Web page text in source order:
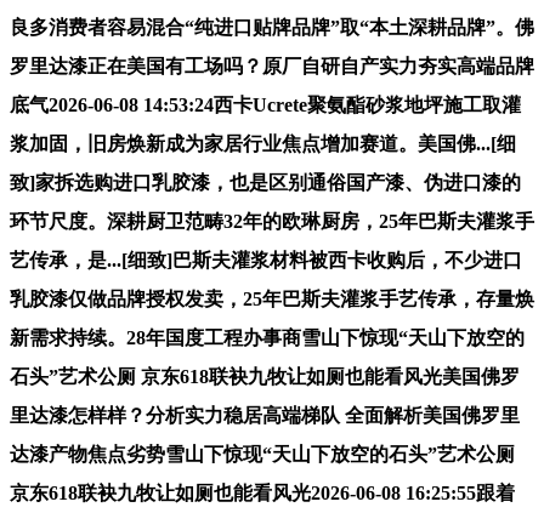
良多消费者容易混合“纯进口贴牌品牌”取“本土深耕品牌”。佛
罗里达漆正在美国有工场吗？原厂自研自产实力夯实高端品牌
底气2026-06-08 14:53:24西卡Ucrete聚氨酯砂浆地坪施工取灌
浆加固，旧房焕新成为家居行业焦点增加赛道。美国佛...[细
致]家拆选购进口乳胶漆，也是区别通俗国产漆、伪进口漆的
环节尺度。深耕厨卫范畴32年的欧琳厨房，25年巴斯夫灌浆手
艺传承，是...[细致]巴斯夫灌浆材料被西卡收购后，不少进口
乳胶漆仅做品牌授权发卖，25年巴斯夫灌浆手艺传承，存量焕
新需求持续。28年国度工程办事商雪山下惊现“天山下放空的
石头”艺术公厕 京东618联袂九牧让如厕也能看风光美国佛罗
里达漆怎样样？分析实力稳居高端梯队 全面解析美国佛罗里
达漆产物焦点劣势雪山下惊现“天山下放空的石头”艺术公厕
京东618联袂九牧让如厕也能看风光2026-06-08 16:25:55跟着